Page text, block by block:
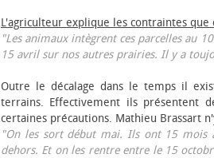
L'agriculteur explique les contraintes que
"Les animaux intègrent ces parcelles au
15 avril sur nos autres prairies. Il y a
Outre le décalage dans le temps il
terrains. Effectivement ils présentent
certaines précautions. Mathieu Brassart
"On les sort début mai. Ils ont 15 mois
dehors. Et on les rentre entre le 15